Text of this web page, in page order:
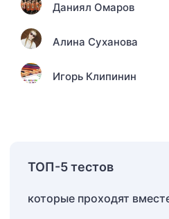
Даниял Омаров
Алина Суханова
Игорь Клипинин
ТОП-5 тестов
которые проходят